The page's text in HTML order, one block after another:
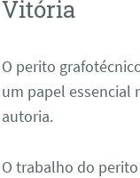
Vitória
O perito
um papel essencial
autoria.
O trabalho do